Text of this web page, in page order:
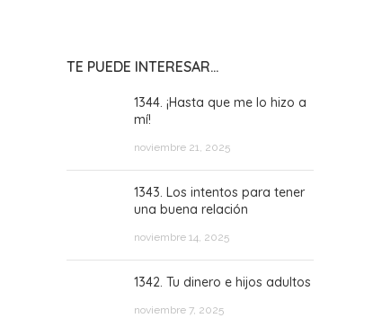
TE PUEDE INTERESAR…
1344. ¡Hasta que me lo hizo a
mí!
noviembre 21, 2025
1343. Los intentos para tener
una buena relación
noviembre 14, 2025
1342. Tu dinero e hijos adultos
noviembre 7, 2025